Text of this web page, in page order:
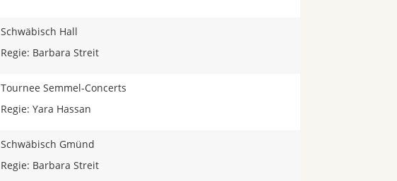
Schwäbisch Hall
Regie: Barbara Streit
Tournee Semmel-Concerts
Regie: Yara Hassan
Schwäbisch Gmünd
Regie: Barbara Streit